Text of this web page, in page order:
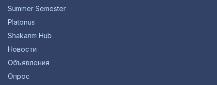
Summer Semester
Platonus
Shakarim Hub
Новости
Объявления
Опрос